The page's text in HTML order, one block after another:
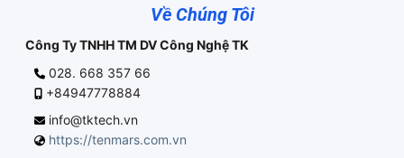
Về Chúng Tôi
Công Ty TNHH TM DV Công Nghệ TK
028. 668 357 66
+84947778884
info@tktech.vn
https://tenmars.com.vn